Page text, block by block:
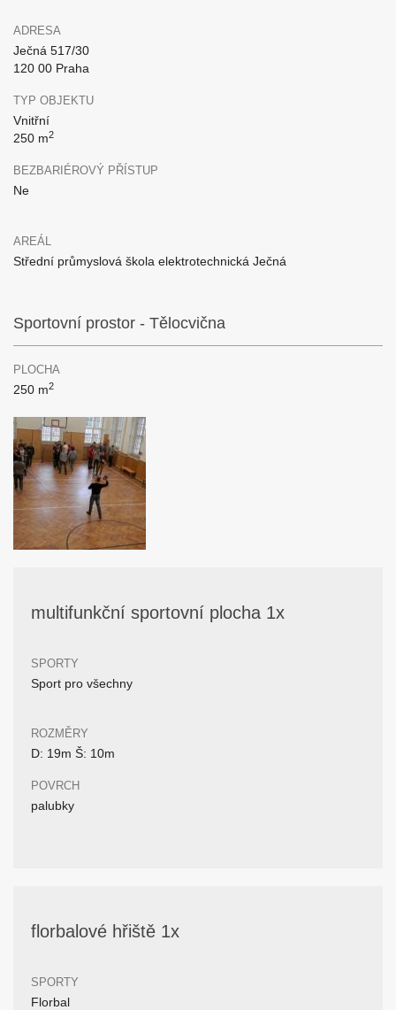
ADRESA
Ječná 517/30
120 00 Praha
TYP OBJEKTU
Vnitřní
250 m2
BEZBARIÉROVÝ PŘÍSTUP
Ne
AREÁL
Střední průmyslová škola elektrotechnická Ječná
Sportovní prostor - Tělocvična
PLOCHA
250 m2
multifunkční sportovní plocha 1x
SPORTY
Sport pro všechny
ROZMĚRY
D: 19m Š: 10m
POVRCH
palubky
florbalové hřiště 1x
SPORTY
Florbal